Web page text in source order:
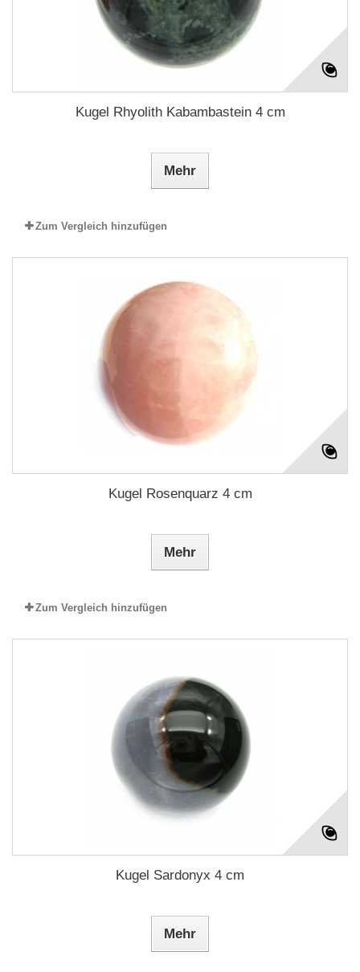
Kugel Rhyolith Kabambastein 4 cm
Mehr
Zum Vergleich hinzufügen
Kugel Rosenquarz 4 cm
Mehr
Zum Vergleich hinzufügen
Kugel Sardonyx 4 cm
Mehr